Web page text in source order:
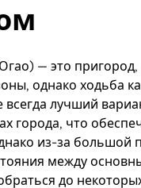
— это пригород,
однако ходьба
всегда лучший
города, что
из-за большой
между
до